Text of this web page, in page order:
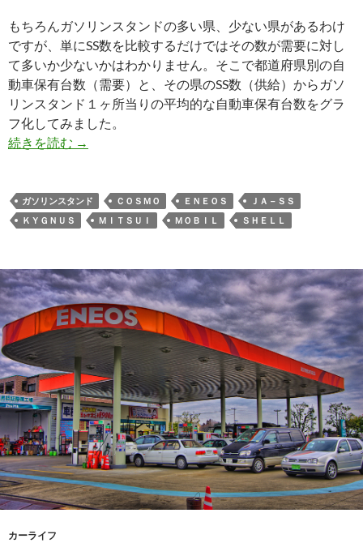
もちろんガソリンスタンドの多い県、少ない県があるわけ
ですが、単にSS数を比較するだけではその数が需要に対し
て多いか少ないかはわかりません。そこで都道府県別の自
動車保有台数（需要）と、その県のSS数（供給）からガソ
リンスタンド１ヶ所当りの平均的な自動車保有台数をグラ
フ化してみました。
続きを読む →
ガソリンスタンド ＣＯＳＭＯ ＥＮＥＯＳ
ＪＡ－ＳＳ
ＫＹＧＮＵＳ
ＭＩＴＳＵＩ ＭＯＢＩＬ ＳＨＥＬＬ
カーライフ